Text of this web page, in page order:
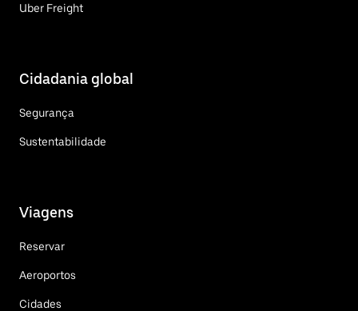
Uber Freight
Cidadania global
Segurança
Sustentabilidade
Viagens
Reservar
Aeroportos
Cidades